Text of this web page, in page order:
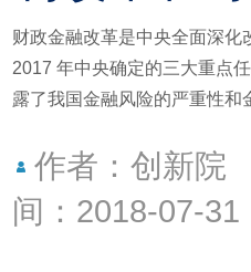
财政金融改革是中央全面深
2017 年中央确定的三大重点
露了我国金融风险的严重性和
作者：创新院
间：2018-07-31